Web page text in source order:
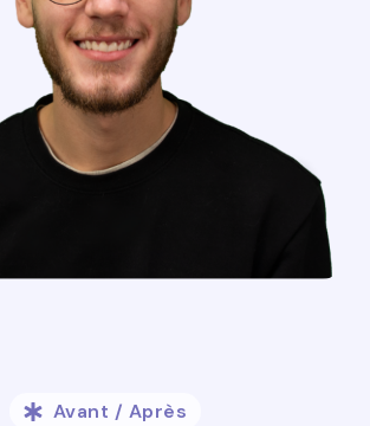
Avant / Après